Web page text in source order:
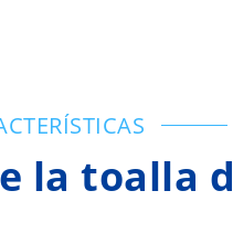
la toalla